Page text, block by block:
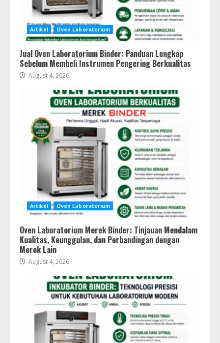
Artikel Oven Laboratorium
Jual Oven Laboratorium Binder: Panduan Lengkap
Sebelum Membeli Instrumen Pengering Berkualitas
August 4, 2026
Artikel Oven Laboratorium
Oven Laboratorium Merek Binder: Tinjauan Mendalam
Kualitas, Keunggulan, dan Perbandingan dengan
Merek Lain
August 4, 2026